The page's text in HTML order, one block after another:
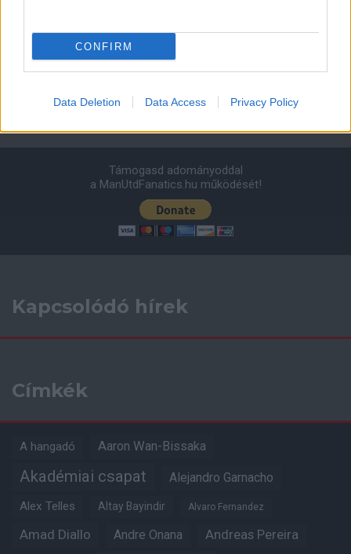
CONFIRM
Data Deletion Data Access Privacy Policy
ELŐZŐ MÉRKŐZÉSEK
Támogasd adományoddal
a ManUtdFanatics.hu működését!
Kapcsolódó hírek
Címkék
A hangadó Aaron Wan-Bissaka
Akadémiai csapat Alejandro Garnacho
Alex Telles Altay Bayindir Alvaro Fernandez
Amad Diallo Andre Onana Andreas Pereira